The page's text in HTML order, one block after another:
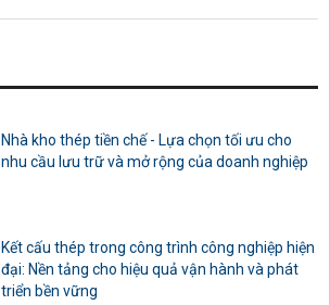
Nhà kho thép tiền chế - Lựa chọn tối ưu cho
nhu cầu lưu trữ và mở rộng của doanh nghiệp
Kết cấu thép trong công trình công nghiệp hiện
đại: Nền tảng cho hiệu quả vận hành và phát
triển bền vững